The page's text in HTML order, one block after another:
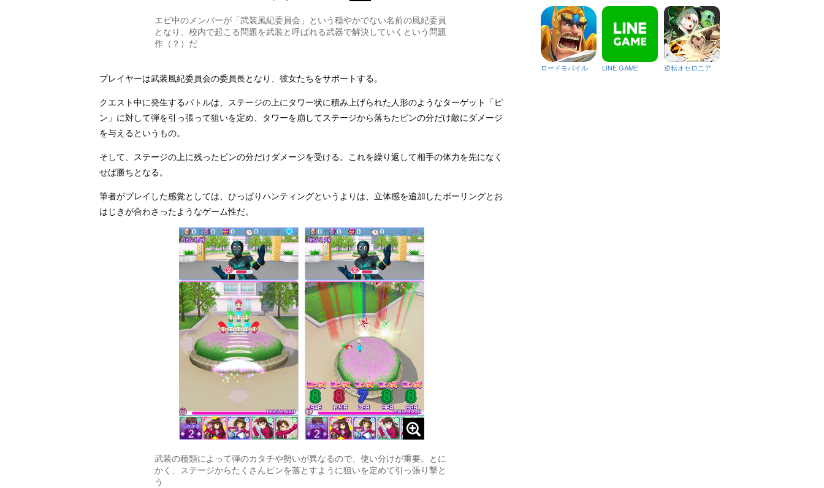
エビ中のメンバーが「武装風紀委員会」という穏やかでない名前の風紀委員
となり、校内で起こる問題を武装と呼ばれる武器で解決していくという問題
作（？）だ
プレイヤーは武装風紀委員会の委員長となり、彼女たちをサポートする。
クエスト中に発生するバトルは、ステージの上にタワー状に積み上げられた人形のようなターゲット「ピ
ン」に対して弾を引っ張って狙いを定め、タワーを崩してステージから落ちたピンの分だけ敵にダメージ
を与えるというもの。
そして、ステージの上に残ったピンの分だけダメージを受ける。これを繰り返して相手の体力を先になく
せば勝ちとなる。
筆者がプレイした感覚としては、ひっぱりハンティングというよりは、立体感を追加したボーリングとお
はじきが合わさったようなゲーム性だ。
武装の種類によって弾のカタチや勢いが異なるので、使い分けが重要。とに
かく、ステージからたくさんピンを落とすように狙いを定めて引っ張り撃と
う
ロードモバイル LINE GAME 逆転オセロニア